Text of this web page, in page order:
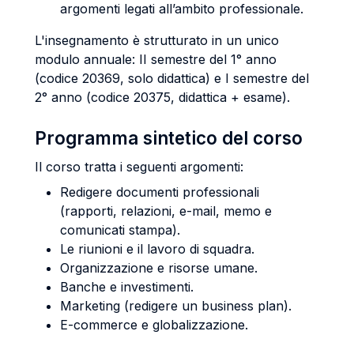
argomenti legati all’ambito professionale.
L'insegnamento è strutturato in un unico
modulo annuale: II semestre del 1° anno
(codice 20369, solo didattica) e I semestre del
2° anno (codice 20375, didattica + esame).
Programma sintetico del corso
Il corso tratta i seguenti argomenti:
Redigere documenti professionali
(rapporti, relazioni, e-mail, memo e
comunicati stampa).
Le riunioni e il lavoro di squadra.
Organizzazione e risorse umane.
Banche e investimenti.
Marketing (redigere un business plan).
E-commerce e globalizzazione.